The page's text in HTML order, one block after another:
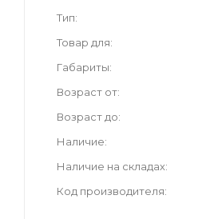
Тип
Товар для
Габариты
Возраст от
Возраст до
Наличие
Наличие на складах
Код производителя